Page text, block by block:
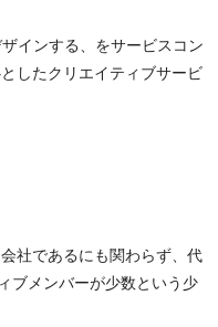
したクリエイティブサービ
ブメンバーが少数という少